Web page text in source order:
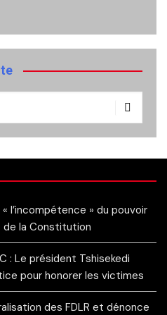
l’incompétence » du pouvoir
la Constitution
: Le président Tshisekedi
pour honorer les victimes
des FDLR et dénonce